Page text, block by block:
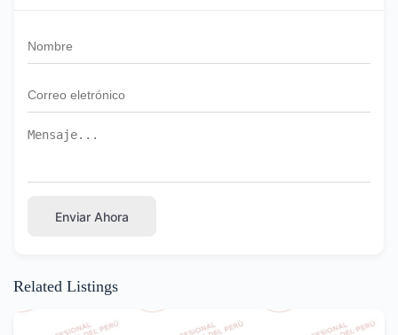
Enviar Ahora
Related Listings